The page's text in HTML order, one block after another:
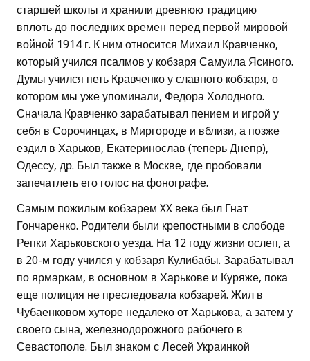
старшей школы и хранили древнюю традицию
вплоть до последних времен перед первой мировой
войной 1914 г. К ним относится Михаил Кравченко,
который учился псалмов у кобзаря Самуила Ясиного.
Думы учился петь Кравченко у славного кобзаря, о
котором мы уже упоминали, Федора Холодного.
Сначала Кравченко зарабатывал пением и игрой у
себя в Сорочинцах, в Миргороде и вблизи, а позже
ездил в Харьков, Екатеринослав (теперь Днепр),
Одессу, др. Был также в Москве, где пробовали
запечатлеть его голос на фонографе.
Самым пожилым кобзарем XX века был Гнат
Гончаренко. Родители были крепостными в слободе
Репки Харьковского уезда. На 12 году жизни ослеп, а
в 20-м году учился у кобзаря Кулибабы. Зарабатывал
по ярмаркам, в основном в Харькове и Куряже, пока
еще полиция не преследовала кобзарей. Жил в
Чубаенковом хуторе недалеко от Харькова, а затем у
своего сына, железнодорожного рабочего в
Севастополе. Был знаком с Лесей Украинкой